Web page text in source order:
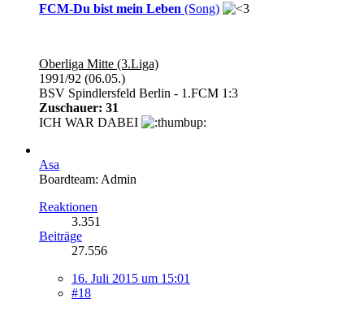
FCM-Du bist mein Leben (Song)
Oberliga Mitte (3.Liga)
1991/92 (06.05.)
BSV Spindlersfeld Berlin - 1.FCM 1:3
Zuschauer: 31
ICH WAR DABEI
Asa
Boardteam: Admin
Reaktionen
3.351
Beiträge
27.556
16. Juli 2015 um 15:01
#18